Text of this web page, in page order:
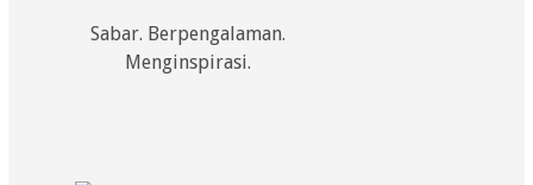
Sabar. Berpengalaman.
Menginspirasi.